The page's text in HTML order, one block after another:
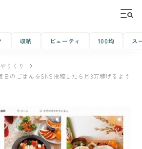
収納 ビューティ 100均 ス
りくり
日のごはんをSNS投稿したら月3万稼げるよう